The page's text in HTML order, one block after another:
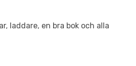
laddare, en bra bok och alla